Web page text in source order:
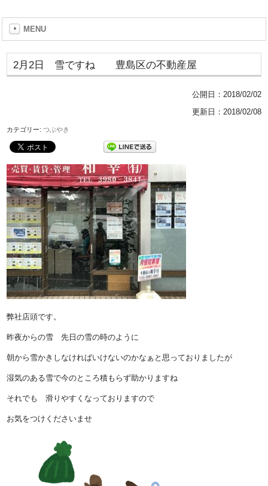
MENU
2月2日 雪ですね 豊島区の不動産屋
公開日： 2018/02/02
更新日：2018/02/08
カテゴリー:つぶやき
弊社店頭です。
昨夜からの雪 先日の雪の時のように
朝から雪かきしなければいけないのかなぁと思っておりましたが
湿気のある雪で今のところ積もらず助かりますね
それでも 滑りやすくなっておりますので
お気をつけくださいませ